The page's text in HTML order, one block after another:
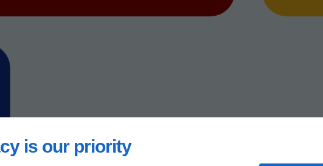
is our priority